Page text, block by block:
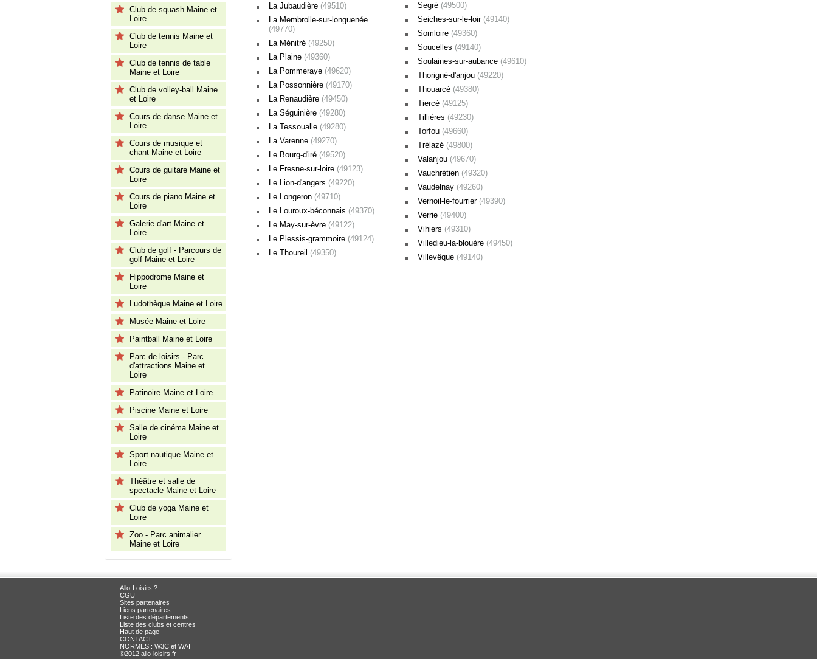
Club de squash Maine et
Loire
Club de tennis Maine et
Loire
Club de tennis de table
Maine et Loire
Club de volley-ball Maine
et Loire
Cours de danse Maine et
Loire
Cours de musique et
chant Maine et Loire
Cours de guitare Maine et
Loire
Cours de piano Maine et
Loire
Galerie d'art Maine et
Loire
Club de golf - Parcours de
golf Maine et Loire
Hippodrome Maine et
Loire
Ludothèque Maine et Loire
Musée Maine et Loire
Paintball Maine et Loire
Parc de loisirs - Parc
d'attractions Maine et
Loire
Patinoire Maine et Loire
Piscine Maine et Loire
Salle de cinéma Maine et
Loire
Sport nautique Maine et
Loire
Théâtre et salle de
spectacle Maine et Loire
Club de yoga Maine et
Loire
Zoo - Parc animalier
Maine et Loire
La Jubaudière (49510)
La Membrolle-sur-longuenée
(49770)
La Ménitré (49250)
La Plaine (49360)
La Pommeraye (49620)
La Possonnière (49170)
La Renaudière (49450)
La Séguinière (49280)
La Tessoualle (49280)
La Varenne (49270)
Le Bourg-d'iré (49520)
Le Fresne-sur-loire (49123)
Le Lion-d'angers (49220)
Le Longeron (49710)
Le Louroux-béconnais (49370)
Le May-sur-èvre (49122)
Le Plessis-grammoire (49124)
Le Thoureil (49350)
Segré (49500)
Seiches-sur-le-loir (49140)
Somloire (49360)
Soucelles (49140)
Soulaines-sur-aubance (49610)
Thorigné-d'anjou (49220)
Thouarcé (49380)
Tiercé (49125)
Tillières (49230)
Torfou (49660)
Trélazé (49800)
Valanjou (49670)
Vauchrétien (49320)
Vaudelnay (49260)
Vernoil-le-fourrier (49390)
Verrie (49400)
Vihiers (49310)
Villedieu-la-blouère (49450)
Villevêque (49140)
Allo-Loisirs ?
CGU
Sites partenaires
Liens partenaires
Liste des départements
Liste des clubs et centres
Haut de page
CONTACT
NORMES : W3C et WAI
©2012 allo-loisirs.fr